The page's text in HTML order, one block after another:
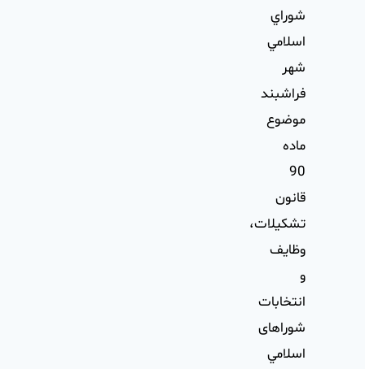
شوراي
اسلامي
شهر
فراشبند
موضوع
ماده
90
قانون
تشكيلات،
وظايف
و
انتخابات
شوراهای
اسلامي